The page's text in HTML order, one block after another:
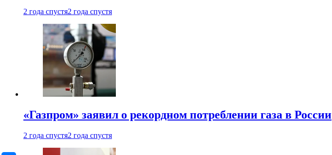
2 года спустя2 года спустя
«Газпром» заявил о рекордном потреблении газа в России
2 года спустя2 года спустя